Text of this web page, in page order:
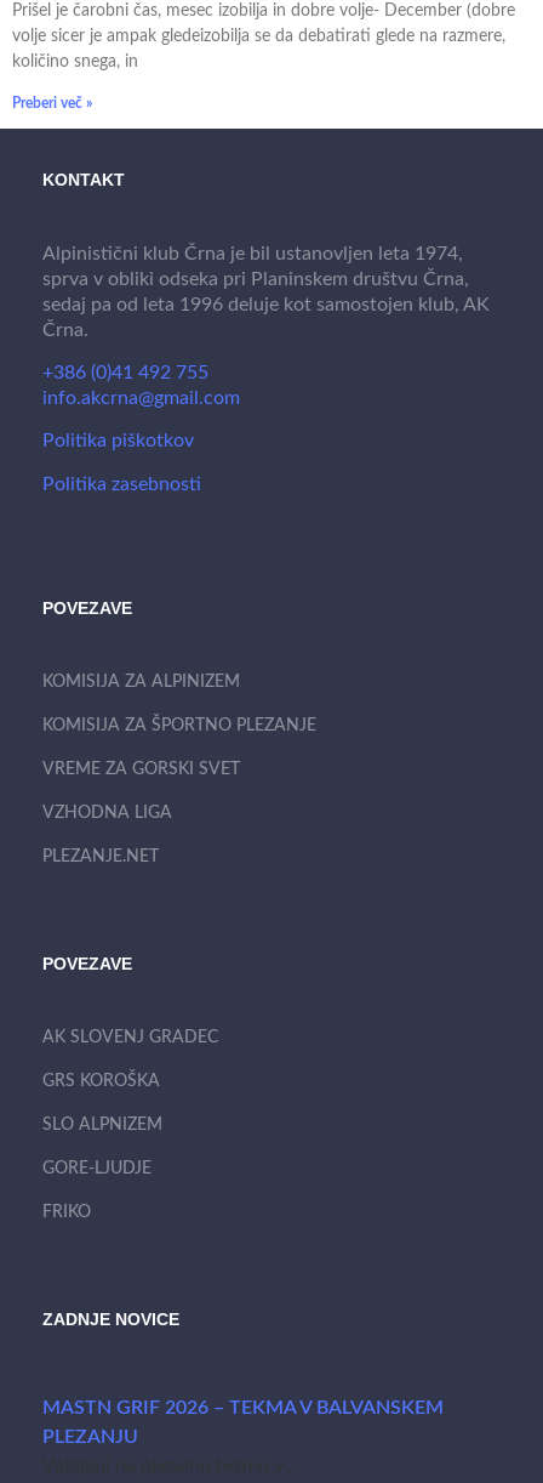
Prišel je čarobni čas, mesec izobilja in dobre volje- December (dobre
volje sicer je ampak gledeizobilja se da debatirati glede na razmere,
količino snega, in
Preberi več »
KONTAKT
Alpinistični klub Črna je bil ustanovljen leta 1974,
sprva v obliki odseka pri Planinskem društvu Črna,
sedaj pa od leta 1996 deluje kot samostojen klub, AK
Črna.
+386 (0)41 492 755
info.akcrna@gmail.com
Politika piškotkov
Politika zasebnosti
POVEZAVE
KOMISIJA ZA ALPINIZEM
KOMISIJA ZA ŠPORTNO PLEZANJE
VREME ZA GORSKI SVET
VZHODNA LIGA
PLEZANJE.NET
POVEZAVE
AK SLOVENJ GRADEC
GRS KOROŠKA
SLO ALPNIZEM
GORE-LJUDJE
FRIKO
ZADNJE NOVICE
MASTN GRIF 2026 – TEKMA V BALVANSKEM
PLEZANJU
Vabljeni na plezalno tekmo v...